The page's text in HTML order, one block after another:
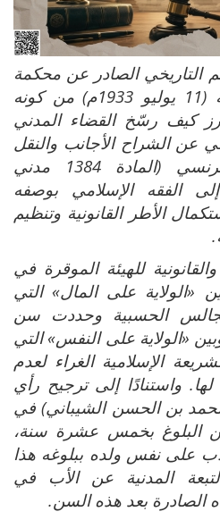
التاريخي الصادر عن محكمة
الإسكندرية الكلية الأهلية (11 يوليو 1933م) من كونه
كيف رسّخ القضاء المدني
عن الشراح الأجانب والنقل
الآلي عن القانون الفرنسي (المادة 1384 مدني
الفقه الإسلامي بوصفه
الأطر القانونية وتنظيم
للهيئة الموقرة في
«الولاية على المال» التي
الحسبية وحددت سن
بـ (21 سنة)، وبين «الولاية على النفس» التي
الإسلامية الغراء لعدم
واستنادًا إلى ترجيح رأي
بن الحسن الشيباني) في
البلوغ بخمس عشرة سنة،
على نفس ولده ببلوغه هذا
المدنية عن الأب في
الصادرة بعد هذه السن.